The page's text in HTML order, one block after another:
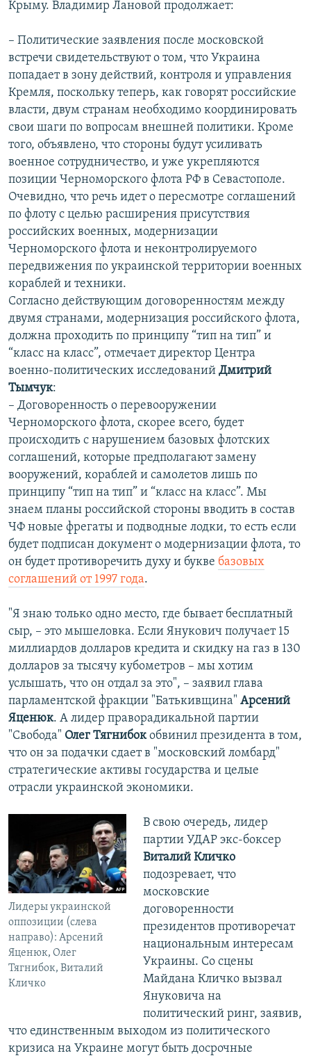
Крыму. Владимир Лановой продолжает:
– Политические заявления после московской
встречи свидетельствуют о том, что Украина
попадает в зону действий, контроля и управления
Кремля, поскольку теперь, как говорят российские
власти, двум странам необходимо координировать
свои шаги по вопросам внешней политики. Кроме
того, объявлено, что стороны будут усиливать
военное сотрудничество, и уже укрепляются
позиции Черноморского флота РФ в Севастополе.
Очевидно, что речь идет о пересмотре соглашений
по флоту с целью расширения присутствия
российских военных, модернизации
Черноморского флота и неконтролируемого
передвижения по украинской территории военных
кораблей и техники.
Согласно действующим договоренностям между
двумя странами, модернизация российского флота,
должна проходить по принципу “тип на тип” и
“класс на класс”, отмечает директор Центра
военно-политических исследований Дмитрий
Тымчук:
– Договоренность о перевооружении
Черноморского флота, скорее всего, будет
происходить с нарушением базовых флотских
соглашений, которые предполагают замену
вооружений, кораблей и самолетов лишь по
принципу “тип на тип” и “класс на класс”. Мы
знаем планы российской стороны вводить в состав
ЧФ новые фрегаты и подводные лодки, то есть если
будет подписан документ о модернизации флота, то
он будет противоречить духу и букве базовых
соглашений от 1997 года.
"Я знаю только одно место, где бывает бесплатный
сыр, – это мышеловка. Если Янукович получает 15
миллиардов долларов кредита и скидку на газ в 130
долларов за тысячу кубометров – мы хотим
услышать, что он отдал за это", – заявил глава
парламентской фракции "Батькивщина" Арсений
Яценюк. А лидер праворадикальной партии
"Свобода" Олег Тягнибокобвинил президента в том,
что он за подачки сдает в "московский ломбард"
стратегические активы государства и целые
отрасли украинской экономики.
Лидеры украинской
оппозиции (слева
направо): Арсений
Яценюк, Олег
Тягнибок, Виталий
Кличко
В свою очередь, лидер
партии УДАР экс-боксер
Виталий Кличко
подозревает, что
московские
договоренности
президентов противоречат
национальным интересам
Украины. Со сцены
Майдана Кличко вызвал
Януковича на
политический ринг, заявив,
что единственным выходом из политического
кризиса на Украине могут быть досрочные